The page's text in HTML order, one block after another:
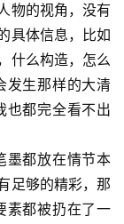
物的视角，没有
具体信息，比如
什么构造，怎么
发生那样的大清
也都完全看不出
墨都放在情节本
足够的精彩，那
素都被扔在了一